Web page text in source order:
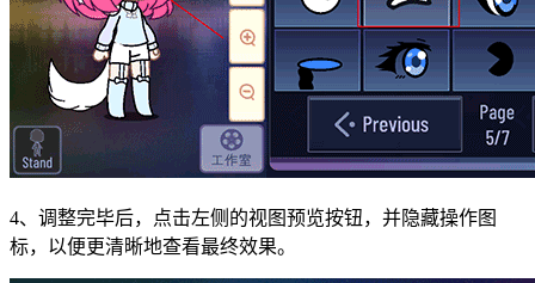
4、调整完毕后，点击左侧的视图预览按钮，并隐藏操作图
标，以便更清晰地查看最终效果。